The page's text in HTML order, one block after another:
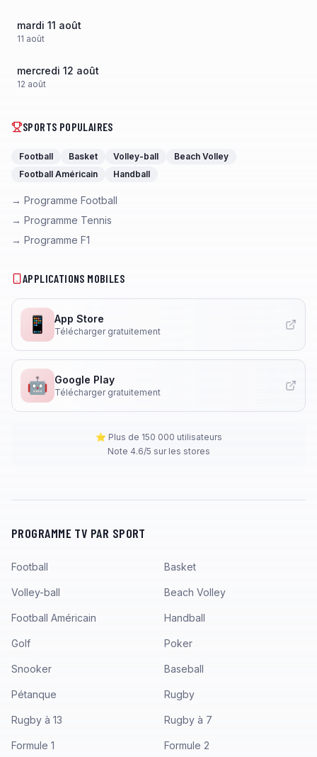
mardi 11 août
11 août
mercredi 12 août
12 août
SPORTS POPULAIRES
Football Basket Volley-ball
Beach Volley
Football Américain
Handball
→ Programme Football
→ Programme Tennis
→ Programme F1
APPLICATIONS MOBILES
📱 App Store
Télécharger gratuitement
🤖 Google Play
Télécharger gratuitement
⭐ Plus de 150 000 utilisateurs
Note 4.6/5 sur les stores
PROGRAMME TV PAR SPORT
Football Basket
Volley-ball Beach Volley
Football Américain Handball
Golf Poker
Snooker Baseball
Pétanque Rugby
Rugby à 13 Rugby à 7
Formule 1 Formule 2